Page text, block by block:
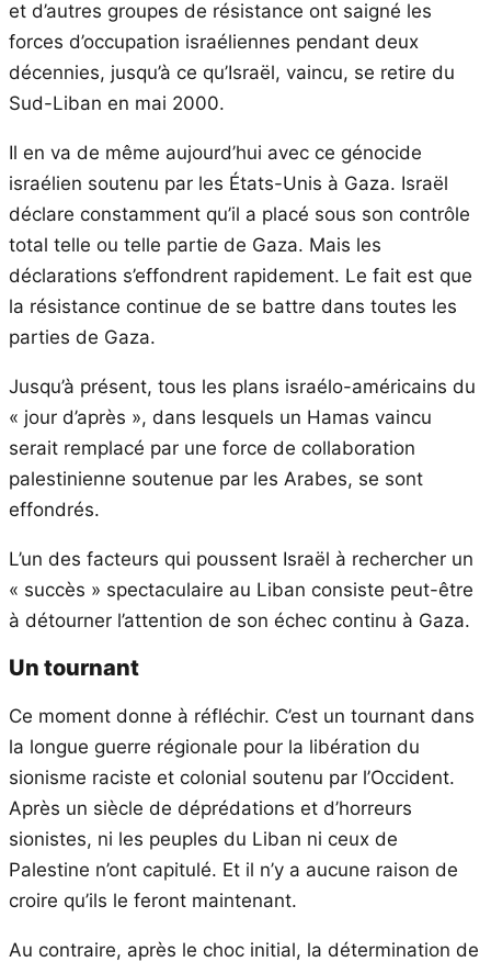
et d’autres groupes de résistance ont saigné les
forces d’occupation israéliennes pendant deux
décennies, jusqu’à ce qu’Israël, vaincu, se retire du
Sud-Liban en mai 2000.
Il en va de même aujourd’hui avec ce génocide
israélien soutenu par les États-Unis à Gaza. Israël
déclare constamment qu’il a placé sous son contrôle
total telle ou telle partie de Gaza. Mais les
déclarations s’effondrent rapidement. Le fait est que
la résistance continue de se battre dans toutes les
parties de Gaza.
Jusqu’à présent, tous les plans israélo-américains du
« jour d’après », dans lesquels un Hamas vaincu
serait remplacé par une force de collaboration
palestinienne soutenue par les Arabes, se sont
effondrés.
L’un des facteurs qui poussent Israël à rechercher un
« succès » spectaculaire au Liban consiste peut-être
à détourner l’attention de son échec continu à Gaza.
Un tournant
Ce moment donne à réfléchir. C’est un tournant dans
la longue guerre régionale pour la libération du
sionisme raciste et colonial soutenu par l’Occident.
Après un siècle de déprédations et d’horreurs
sionistes, ni les peuples du Liban ni ceux de
Palestine n’ont capitulé. Et il n’y a aucune raison de
croire qu’ils le feront maintenant.
Au contraire, après le choc initial, la détermination de